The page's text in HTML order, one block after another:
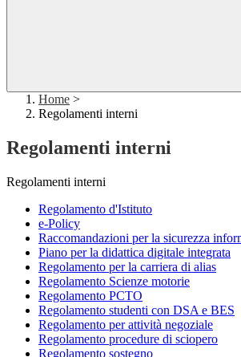
Home >
Regolamenti interni
Regolamenti interni
Regolamenti interni
Regolamento d'Istituto
e-Policy
Raccomandazioni per la sicurezza
Piano per la didattica digitale integrata
Regolamento per la carriera di alias
Regolamento Scienze motorie
Regolamento PCTO
Regolamento studenti con DSA e BES
Regolamento per attività negoziale
Regolamento procedure di sciopero
Regolamento sostegno